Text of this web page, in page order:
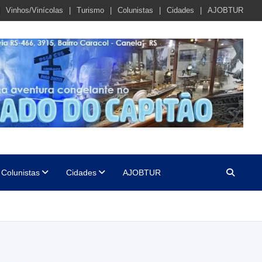
Vinhos/Vinícolas Turismo Colunistas Cidades AJOBTUR
Colunistas Cidades AJOBTUR